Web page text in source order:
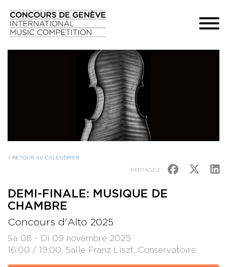
< RETOUR AU CALENDRIER
PARTAGEZ
DEMI-FINALE: MUSIQUE DE
CHAMBRE
Concours d'Alto 2025
Sa 08 - Di 09 novembre 2025
16:00 / 19:00, Salle Franz Liszt, Conservatoire